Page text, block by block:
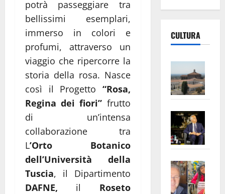
potrà passeggiare tra
bellissimi esemplari,
immerso in colori e
profumi, attraverso un
viaggio che ripercorre la
storia della rosa. Nasce
così il Progetto “Rosa,
Regina dei fiori” frutto
di un’intensa
collaborazione tra
L’Orto Botanico
dell’Università della
Tuscia, il Dipartimento
DAFNE, il Roseto
CULTURA
apre